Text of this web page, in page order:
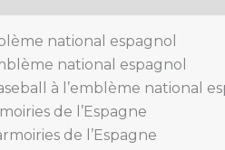
national espagnol
national espagnol
à l’emblème national
de l’Espagne
de l’Espagne